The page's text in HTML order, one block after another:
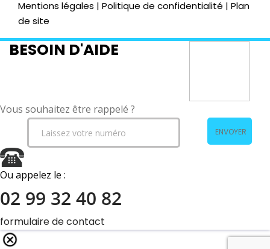
Mentions légales | Politique de confidentialité | Plan
de site
BESOIN D'AIDE
Vous souhaitez être rappelé ?
ENVOYER
Ou appelez le :
02 99 32 40 82
formulaire de contact